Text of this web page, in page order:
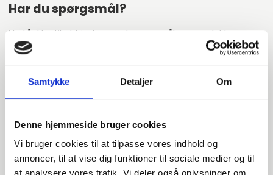
Samtykke Detaljer Om
Denne hjemmeside bruger cookies
Vi bruger cookies til at tilpasse vores indhold og
annoncer, til at vise dig funktioner til sociale medier og til
Har du spørgsmål?
Vi står klar til at hjælpe med spørgsmål om produkter,
service eller andet. Kontakt os for professionel rådgivning
+45 97 13 32 44
salg@indura.com